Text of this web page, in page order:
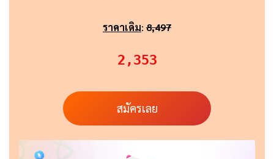
ราคาเดิม: 8,497
2,353
สมัครเลย